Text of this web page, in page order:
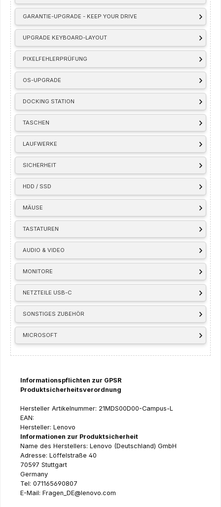
GARANTIE-UPGRADE - KEEP YOUR DRIVE
UPGRADE KEYBOARD-LAYOUT
PIXELFEHLERPRÜFUNG
OS-UPGRADE
DOCKING STATION
TASCHEN
LAUFWERKE
SICHERHEIT
HDD / SSD
MÄUSE
TASTATUREN
AUDIO & VIDEO
MONITORE
NETZTEILE USB-C
SONSTIGES ZUBEHÖR
MICROSOFT
Informationspflichten zur GPSR
Produktsicherheitsverordnung
Hersteller Artikelnummer: 21MDS00D00-Campus-L
EAN:
Hersteller: Lenovo
Informationen zur Produktsicherheit
Name des Herstellers: Lenovo (Deutschland) GmbH
Adresse: Löffelstraße 40
70597 Stuttgart
Germany
Tel: 071165690807
E-Mail: Fragen_DE@lenovo.com